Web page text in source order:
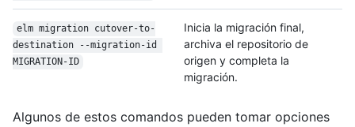
elm migration cutover-to-
destination --migration-id
MIGRATION-ID
Inicia la migración final,
archiva el repositorio de
origen y completa la
migración.
Algunos de estos comandos pueden tomar opciones